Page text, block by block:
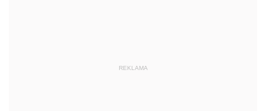
REKLAMA